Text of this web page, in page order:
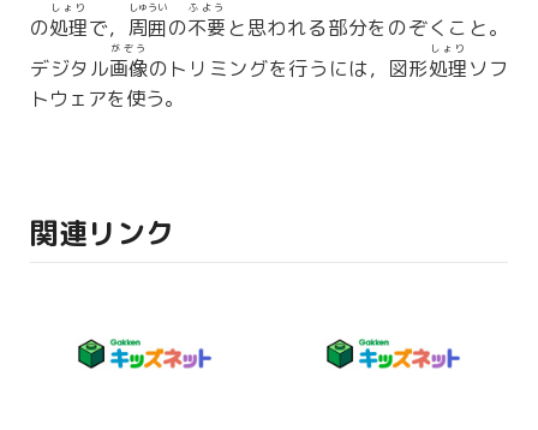
の処理
しょり
で， 周囲
しゅうい
の不要
ふよう
と思われる部分をのぞくこと。
デジタル画像
がぞう
のトリミングを行うには，図形処理
しょり
ソフ
トウェアを使う。
関連リンク